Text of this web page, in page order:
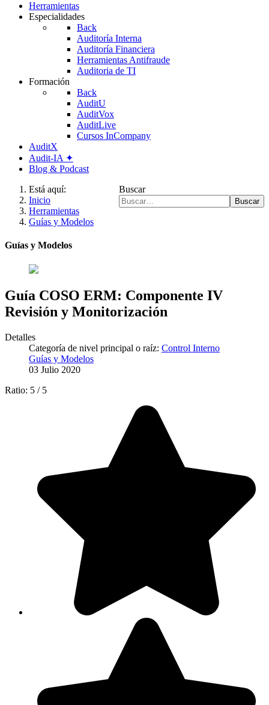
Herramientas
Especialidades
Back
Auditoría Interna
Auditoría Financiera
Herramientas Antifraude
Auditoria de TI
Formación
Back
AuditU
AuditVox
AuditLive
Cursos InCompany
AuditX
Audit-IA ✦
Blog & Podcast
Buscar
Buscar
Está aquí:
Inicio
Herramientas
Guías y Modelos
Guías y Modelos
Guía COSO ERM: Componente IV
Revisión y Monitorización
Detalles
Categoría de nivel principal o raíz: Control Interno
Guías y Modelos
03 Julio 2020
Ratio: 5 / 5